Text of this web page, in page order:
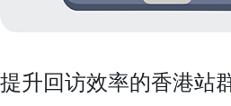
提升回访效率的香港站